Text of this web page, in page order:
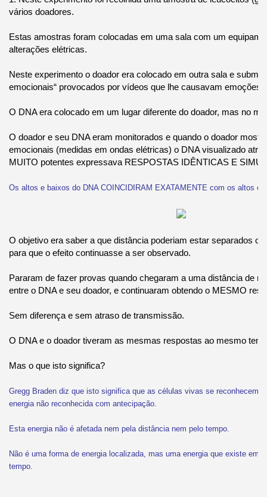
vários doadores.
Estas amostras foram colocadas em uma sala com um
alterações elétricas.
Neste experimento o doador era colocado em outra sala e
emocionais“ provocados por vídeos que lhe causavam emoções.
O DNA era colocado em um lugar diferente do doador, mas no
O doador e seu DNA eram monitorados e quando o doador
emocionais (medidas em ondas elétricas) o DNA visualizado
MUITO potentes expressava RESPOSTAS IDÊNTICAS E
Os altos e baixos do DNA COINCIDIRAM EXATAMENTE com os altos e
O objetivo era saber a que distância poderiam estar separados o
para que o efeito continuasse a ser observado.
Pararam de fazer provas quando chegaram a uma distância de
entre o DNA e seu doador, e continuaram obtendo o MESMO
Sem diferença e sem atraso de transmissão.
O DNA e o doador tiveram as mesmas respostas ao mesmo
Mas o que isto significa?
Gregg Braden diz que isto significa que as células vivas se reconhecem
energia não reconhecida com antecipação.
Esta energia não é afetada nem pela distância nem pelo tempo.
Não é uma forma de energia localizada, mas uma energia que existe em
tempo.